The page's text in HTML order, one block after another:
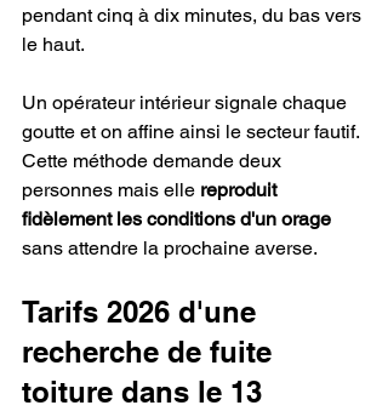
pendant cinq à dix minutes, du bas vers
le haut.
Un opérateur intérieur signale chaque
goutte et on affine ainsi le secteur fautif.
Cette méthode demande deux
personnes mais elle reproduit
fidèlement les conditions d'un orage
sans attendre la prochaine averse.
Tarifs 2026 d'une
recherche de fuite
toiture dans le 13